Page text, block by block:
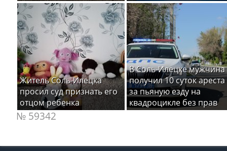
Житель Соль-Илецка
просил суд признать его
отцом ребенка
В Соль-Илецке мужчина
получил 10 суток ареста
за пьяную езду на
квадроцикле без прав
№ 59342